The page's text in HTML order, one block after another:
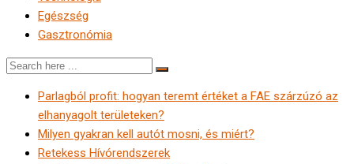
Egészség
Gasztronómia
Parlagból profit: hogyan teremt értéket a FAE szárzúzó az
elhanyagolt területeken?
Milyen gyakran kell autót mosni, és miért?
Retekess Hívórendszerek